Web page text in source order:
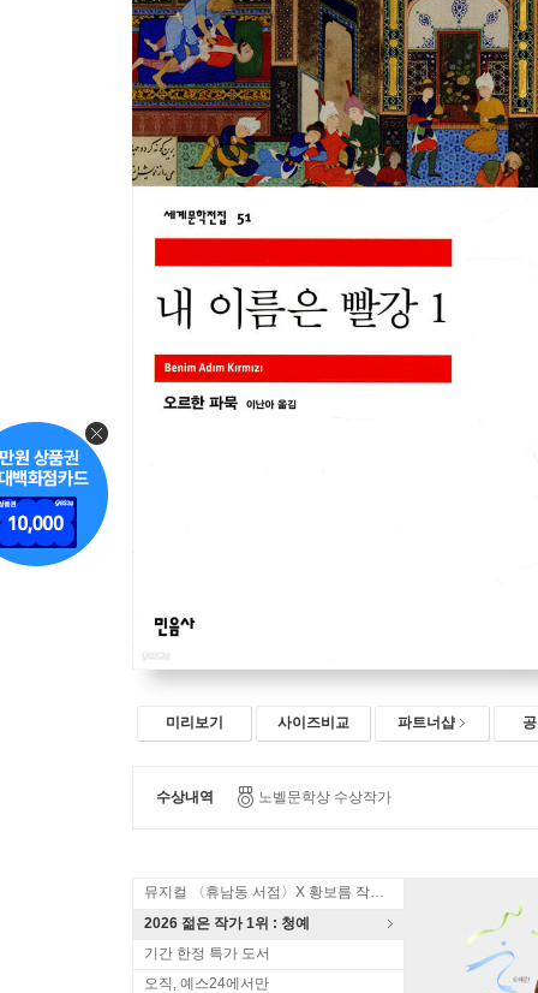
미리보기 사이즈비교 파트너샵
수상내역 노벨문학상 수상작가
2026 젊은 작가 1위 : 청예
기간 한정 특가 도서
오직, 예스24에서만